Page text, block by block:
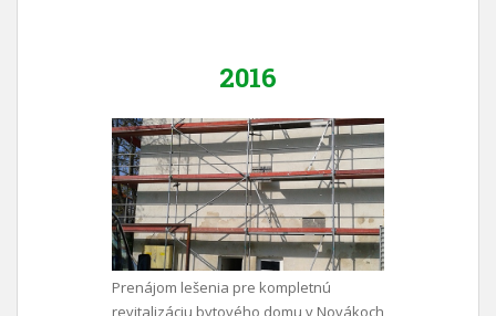
2016
Prenájom lešenia pre kompletnú
revitalizáciu bytového domu v Novákoch